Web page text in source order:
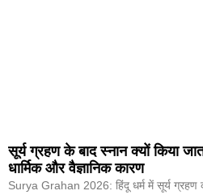
सूर्य ग्रहण के बाद स्नान क्यों किया
धार्मिक और वैज्ञानिक कारण
Surya Grahan 2026: हिंदू धर्म में सूर्य ग्रहण